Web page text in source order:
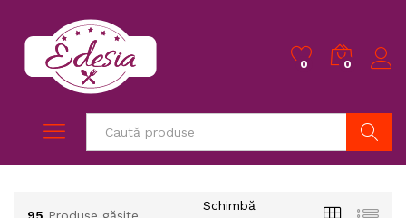
0 0
95 Produse găsite
Schimbă